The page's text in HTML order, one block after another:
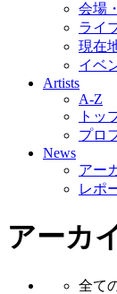
会場
ライ
現在
イベ
Artists
A-Z
トッ
プロ
News
アー
レポ
アーカ
全て